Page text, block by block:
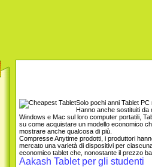
Solo pochi anni Tablet
Hanno anche sostituiti da
Windows e Mac sul loro computer portatili,
su come acquistare un modello economico
mostrare anche qualcosa di più.
Compresse Anytime prodotti, i produttori
mercato una varietà di dispositivi per
economico tablet che, nonostante il prezzo
Aakash Tablet per gli studenti